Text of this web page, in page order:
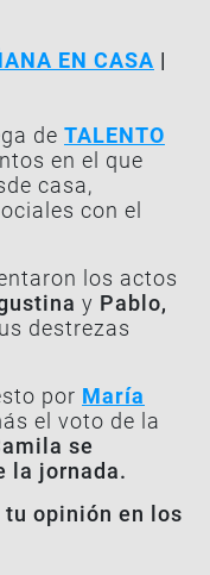
EN CASA |
de TALENTO
en el que
casa,
con el
los actos
y Pablo,
destrezas
por María
el voto de la
se
la jornada.
opinión en los